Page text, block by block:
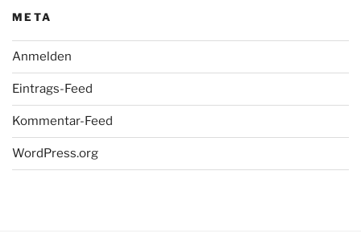
META
Anmelden
Eintrags-Feed
Kommentar-Feed
WordPress.org